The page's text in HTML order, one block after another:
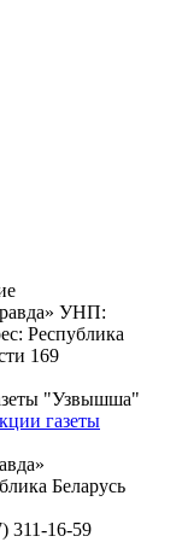
УНП:
Республика
169
"Узвышша"
газеты
Беларусь
311-16-59